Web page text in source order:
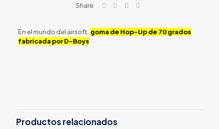
Share
En el mundo del airsoft, goma de Hop-Up de 70 grados
fabricada por D-Boys
Productos relacionados